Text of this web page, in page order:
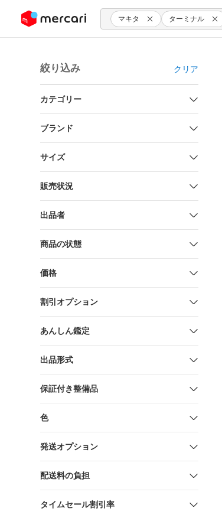
ツにスキップ マキタ ターミナル
絞り込み クリア
カテゴリー
ブランド
サイズ
販売状況
出品者
商品の状態
価格
割引オプション
あんしん鑑定
出品形式
保証付き整備品
色
発送オプション
配送料の負担
タイムセール割引率